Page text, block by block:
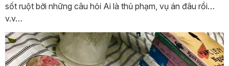
sốt ruột bởi những câu hỏi Ai là thủ phạm, vụ án đâu rồi…
v.v…